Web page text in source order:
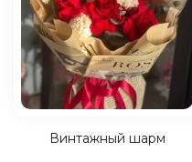
Винтажный шарм